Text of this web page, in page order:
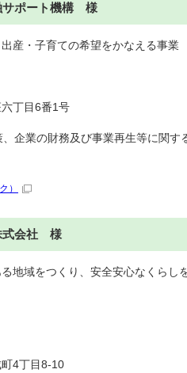
サポート機構 様
産・子育ての希望をかなえる事業
丁目6番1号
財務及び事業再生等に関する
）
式会社 様
地域をつくり、安全安心なくらし
4丁目8-10